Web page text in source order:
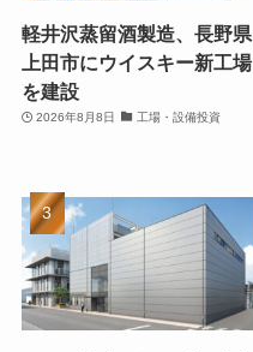
軽井沢蒸留酒製造、長野県
上田市にウイスキー新工場
を建設
2026年8月8日 工場・設備投資